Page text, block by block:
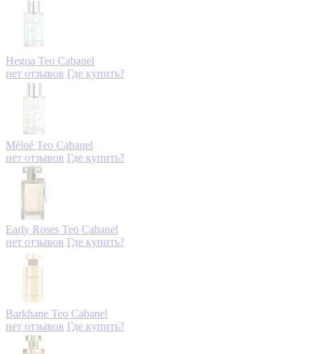
Hegoa Teo Cabanel
нет отзывов Где купить?
Méloé Teo Cabanel
нет отзывов Где купить?
Early Roses Teo Cabanel
нет отзывов Где купить?
Barkhane Teo Cabanel
нет отзывов Где купить?